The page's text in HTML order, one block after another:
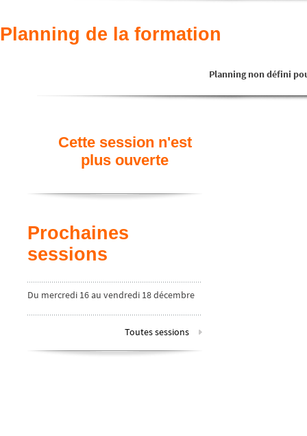
Planning de la formation
Planning non défini
Cette session n'est
plus ouverte
Prochaines
sessions
Du mercredi 16 au vendredi 18 décembre
Toutes sessions